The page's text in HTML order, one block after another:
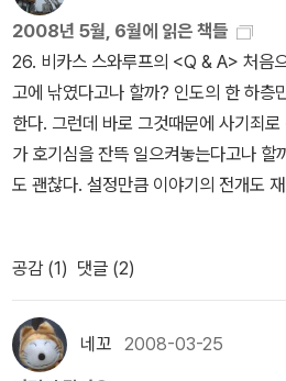
대 도시의 공기가, 그것을 호흡하던 인
도판이 몰입을 돕는 것은 말할 나위도
태어나 역사를 공부하고 영화잡지 기
없다. 『씨네21』을 만드는 과정에서 쌓
미안해』, 인터뷰집 『그녀에게 말하다』
영화 속 한 컷을 관찰한 짧은 에세이를 모
생을 나가면 예외 없이 기린을 그렸다.
면적에 회색 크레파스만 칠할 생각을 하
초등학교 1학년 첫 번째 미술 시간에는
자 담임선생님 얼굴을 그려 ‘아부쟁이’
에 없는 대상을 그릴 만한 상상력이 없
라면 번역스러운 번역쪽을 택하겠죠. '
인데, 왜 나쁘냐고 반문할 수 있거든요.
뭔가 문제가 있다고 볼 수 도 있지 않나
끄러움에는 집착하지 않습니다. 번역의
니라고 봐요. p. 318 번역문이 번역스러운거, 그게 정영목스러운
번역일거예요. 아마. 그래서 저는 정영
책은 전반적으로 이런식으로 흘러가요.
내고, 상대방이 물어 주었으면 하는 포
록, 어머 이 사람 참 매력있네, 싶을때가
터뷰집이 책에서도 김혜리의 장기는 달
뷰는 보통 이런 형식으로 진행되죠. 한
하는 인터뷰이에 대한 스케치가 들어가
지 읽은 책은<그녀에게 말하다>최근작
식의 책이다.등장 인물도 대체로 영화
지만,건축 (황두진), 패션(정구호), 구
하게된 인물들도 등장한다.박민규가 선
날린<좆까라 마이싱이다>도 읽어보고
대놓고 얘기할 정도의 용기가 없어서 그
혐오와 경멸의감정이 불끈 솟아올랐는
뷰는 여전히 대상자의 백그라운드에 대
자들이 궁금해 했던 새로운 질문과 답
보면서 짜증났던 단골 인터뷰 메뉴..<
소드는 뭐여요?> 같은 류의 뻔하고 무
로운 챕터가 시작하는 장이라 말입니
이는 말씀 : 주인공이 외딴숲에서 추락
에서 돈가방을 발견하죠(어쩐지 라주미
나요). 지금 57쪽까지 읽고 멈췄는데
저게 뭔 말인지는 모르겠어요. :)3.
아 떨어지지는 않는데, 7열과 17열 사
야기인지 맞춰보세요~ (힌트. 배경이
e to turn away from the sight of
re, the palms and fig trees waving
rawling from their pots, vines
es. And in that jungle, the Painter!
2008년 5월, 6월에 읽은 책들
26. 비카스 스와루프의 <Q & A> 처음
고에 낚였다고나 할까? 인도의 한 하층
한다. 그런데 바로 그것때문에 사기죄
가 호기심을 잔뜩 일으켜놓는다고나 할
도 괜찮다. 설정만큼 이야기의 전개도
왔다. 27. 김혜리의 <그녀에게 말하다>
을 가지고 대하는 사람을 보는건 참 기
다. 나이가 드는건가? 다른 이에 대해
한 시선이 자꾸 좋아지는 건... 그녀를
가 물씬 나 좋다.28. 이언 매큐언의 <체
공감 (1) 댓글 (2)
네꼬 2008-03-25